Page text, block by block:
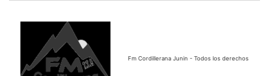
Fm Cordillerana Junin - Todos los derechos